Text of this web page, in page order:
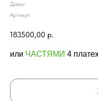
Далос
Артикул:
183500,00 р.
или ЧАСТЯМИ 4